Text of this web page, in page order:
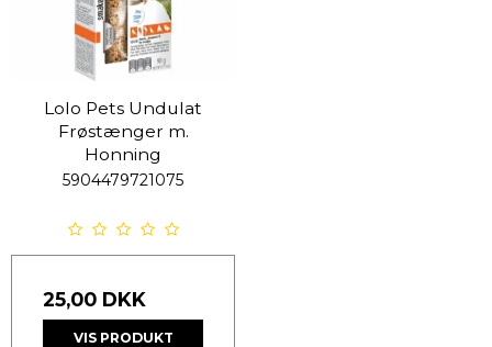
Lolo Pets Undulat
Frøstænger m.
Honning
5904479721075
25,00 DKK
VIS PRODUKT